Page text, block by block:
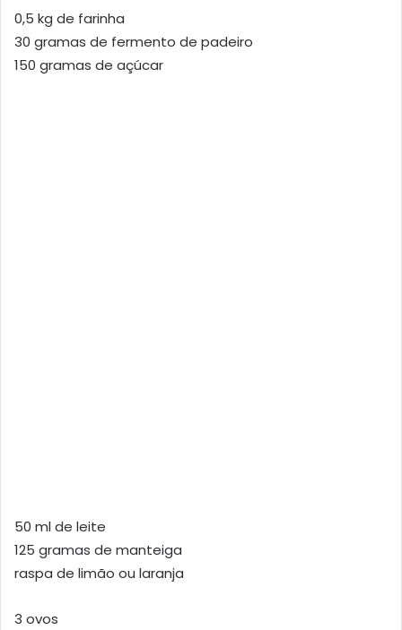
0,5 kg de farinha
30 gramas de fermento de padeiro
150 gramas de açúcar
50 ml de leite
125 gramas de manteiga
raspa de limão ou laranja
3 ovos